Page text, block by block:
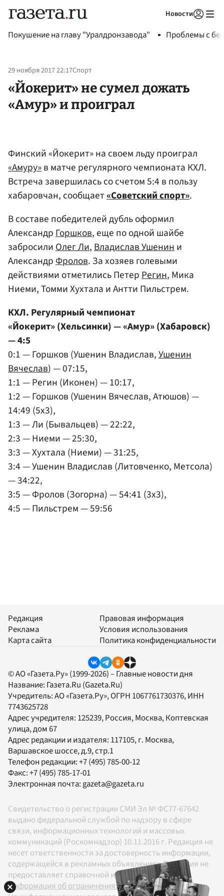
Новости
Покушение на главу "Уралдронзавода" Проблемы с
29 ноября 2017 22:17Спорт
«Йокерит» не сумел дожать
«Амур» и проиграл
Финский «Йокерит» на своем льду проиграл
«Амуру»в матче регулярного чемпионата КХЛ.
Встреча завершилась со счетом 5:4 в пользу
хабаровчан, сообщает«Советский спорт».
В составе победителей дубль оформил
АлександрГоршков, еще по одной шайбе
забросилиОлег Ли,Владислав Ушенини
АлександрФролов. За хозяев голевыми
действиями отметились ПетерРегин, Мика
Ниеми, Томми Хухтала и Антти Пильстрем.
КХЛ. Регулярный чемпионат
«Йокерит» (Хельсинки) — «Амур» (Хабаровск)
— 4:5
0:1 — Горшков (Ушенин Владислав,Ушенин
Вячеслав) — 07:15,
1:1 — Регин (Иконен) — 10:17,
1:2 — Горшков (Ушенин Вячеслав, Атюшов) —
14:49 (5x3),
1:3 — Ли (Бывальцев) — 22:22,
2:3 — Ниеми — 25:30,
3:3 — Хухтала (Ниеми) — 31:25,
3:4 — Ушенин Владислав (Литовченко, Метсола)
— 34:22,
3:5 — Фролов (Зогорна) — 54:41 (3x3),
4:5 — Пильстрем — 59:56
Редакция
Реклама
Карта сайта
Правовая информация
Условия использования
Политика конфиденциальности
© АО «Газета.Ру» (1999-2026) – Главные новости дня
Название: Газета.Ru (Gazeta.Ru)
Учредитель:АО «Газета.Ру», ОГРН 1067761730376, ИНН
7743625728
Адрес учредителя: 125239, Россия, Москва, Коптевская
улица, дом 67
Адрес редакции и издателя: 117105, г. Москва,
Варшавское шоссе, д.9, стр.1
Телефон редакции:+7 (495) 785-00-12
Факс:+7 (495) 785-17-01
Электронная почта: gazeta@gazeta.ru
Свидетельство о регистрации СМИ Эл № ФС77-67642
выдано федеральной службой по надзору в сфере
связи, информационных технологий и массовых
коммуникаций (Роскомнадзор) 10.11.2016 г. Редакция не
несет ответственности за достоверность информации,
содержащейся в рекламных объявлениях. Редакция не
предоставляет справочной информации.
Информация об ограничениях